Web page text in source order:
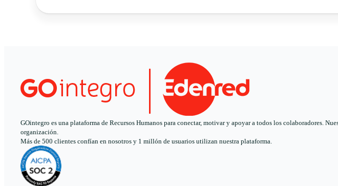
GOintegro es una plataforma de Recursos Humanos para conectar, motivar y apoyar a todos los colaboradores.
organización.
Más de 500 clientes confían en nosotros y 1 millón de usuarios utilizan nuestra plataforma.